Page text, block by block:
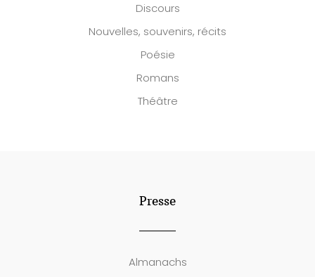
Discours
Nouvelles, souvenirs, récits
Poésie
Romans
Théâtre
Presse
Almanachs